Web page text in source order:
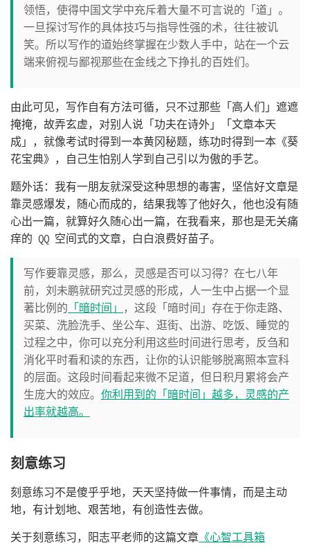
领悟，使得中国文学中充斥着大量不可言说的「道」。
一旦探讨写作的具体技巧与指导性强的术，往往被讥
笑。所以写作的道始终掌握在少数人手中，站在一个云
端来俯视与鄙视那些在金线之下挣扎的百姓们。
由此可见，写作自有方法可循，只不过那些「高人们」遮遮
掩掩，故弄玄虚，对别人说「功夫在诗外」「文章本天
成」，就像考试时得到一本黄冈秘题，练功时得到一本《葵
花宝典》，自己生怕别人学到自己引以为傲的手艺。
题外话：我有一朋友就深受这种思想的毒害，坚信好文章是
靠灵感爆发，随心而成的，结果我等了他好久，他也没有随
心出一篇，就算好久随心出一篇，在我看来，那也是无关痛
痒的 QQ 空间式的文章，白白浪费好苗子。
写作要靠灵感，那么，灵感是否可以习得？在七八年
前，刘未鹏就研究过灵感的形成，人一生中占据一个显
著比例的 「暗时间」
，这段「暗时间」存在于你走路、
买菜、洗脸洗手、坐公车、逛街、出游、吃饭、睡觉的
过程之中，你可以充分利用这些时间进行思考，反刍和
消化平时看和读的东西，让你的认识能够脱离照本宣科
的层面。这段时间看起来微不足道，但日积月累将会产
生庞大的效应。 你利用到的「暗时间」越多，灵感的产
出率就越高。
刻意练习
刻意练习不是傻乎乎地，天天坚持做一件事情，而是主动
地，有计划地、艰苦地，有创造性去做。
关于刻意练习，阳志平老师的这篇文章 《心智工具箱